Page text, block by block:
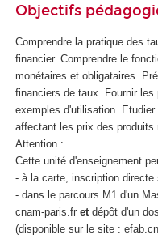
Objectifs
Comprendre la pratique des
financier. Comprendre le
monétaires et obligataires.
financiers de taux. Fournir
exemples d'utilisation.
affectant les prix des produits
Attention :
Cette unité d'enseignement
- à la carte, inscription
- dans le parcours M1 d'un
cnam-paris.fr etdépôt d'un
(disponible sur le site :